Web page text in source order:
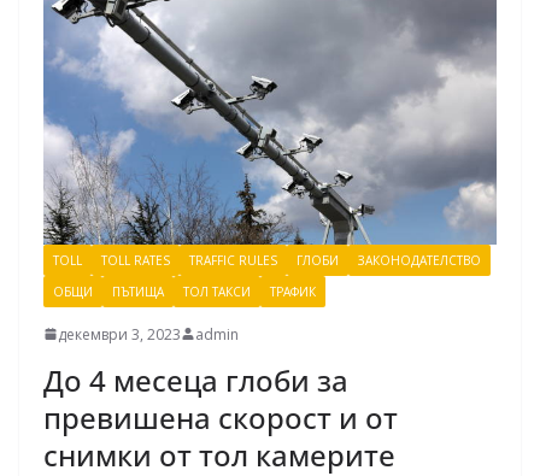
TOLL TOLL RATES TRAFFIC RULES ГЛОБИ
ЗАКОНОДАТЕЛСТВО
ОБЩИ
ПЪТИЩА ТОЛ ТАКСИ ТРАФИК
декември 3, 2023 admin
До 4 месеца глоби за
превишена скорост и от
снимки от тол камерите